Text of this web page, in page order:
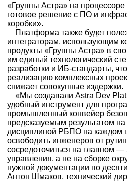
«Группы Астра» на
готовое решение с ПО и
коробки».
Платформа также будет
интеграторам, использующим
продукты «Группы Астра» в
им единый технологический
разработки и ИБ-стандарты,
реализацию комплексных
снижает совокупные издержки.
«Мы создавали Astra Dev
удобный инструмент для
промышленный конвейер
предсказуемым результатом
дисциплиной РБПО на каждом
освободить инженеров от
сосредоточиться на главном —
управления, а не на сборке
нужной документации по
Антон Шмаков, технический